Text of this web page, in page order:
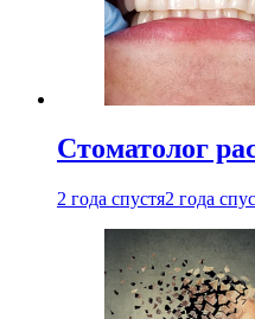
Стоматолог
2 года спустя2 года